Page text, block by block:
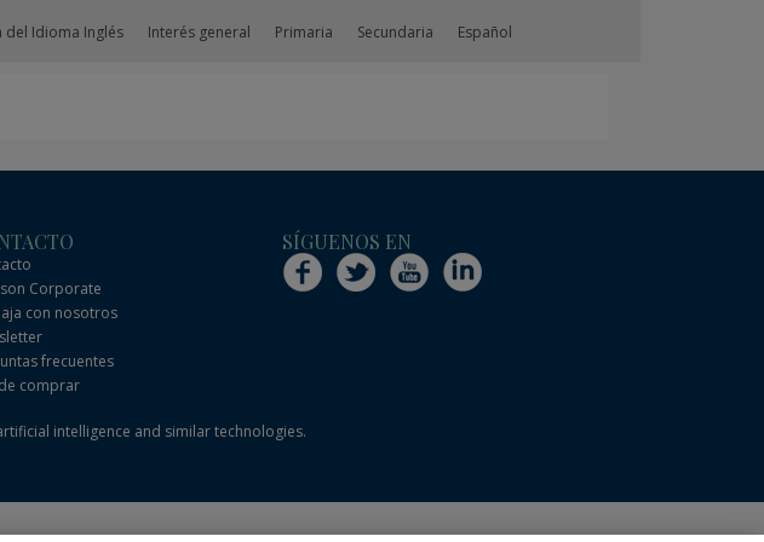
del Idioma Inglés Interés general Primaria Secundaria Español
Corporate
con nosotros
frecuentes
comprar
SÍGUENOS EN
intelligence and similar technologies.